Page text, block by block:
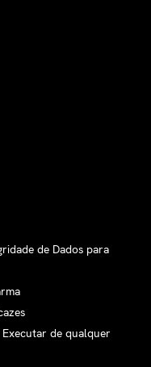
de Dados para
Executar de qualquer